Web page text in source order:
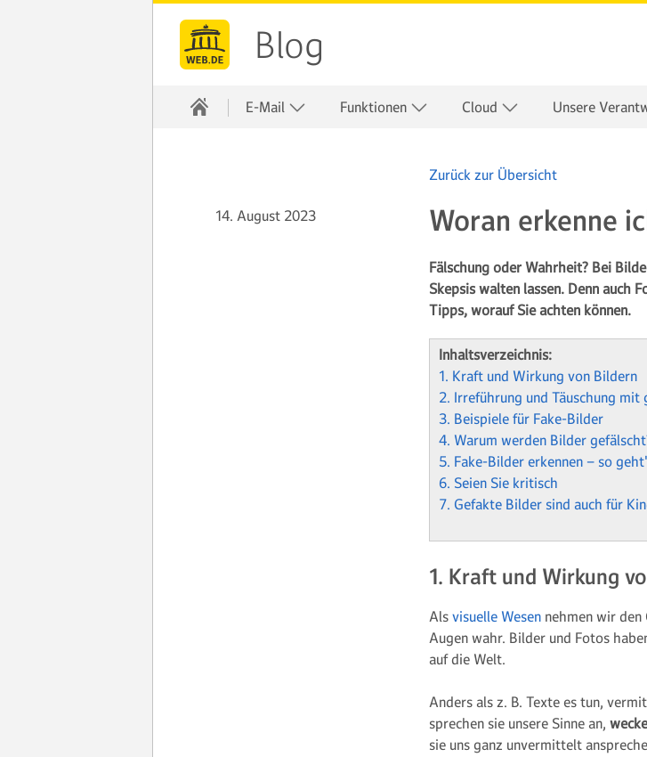
Blog
E-Mail Funktionen Cloud Unsere
Zurück zur Übersicht
14. August 2023 Woran erkenne
Fälschung oder Wahrheit? Bei
Skepsis walten lassen. Denn auch
Tipps, worauf Sie achten können.
Inhaltsverzeichnis:
1. Kraft und Wirkung von Bildern
2. Irreführung und Täuschung mit
3. Beispiele für Fake-Bilder
4. Warum werden Bilder
5. Fake-Bilder erkennen – so
6. Seien Sie kritisch
7. Gefakte Bilder sind auch für
1. Kraft und Wirkung
Als visuelle Wesen nehmen wir
Augen wahr. Bilder und Fotos
auf die Welt.
Anders als z. B. Texte es tun,
sprechen sie unsere Sinne an,
sie uns ganz unvermittelt